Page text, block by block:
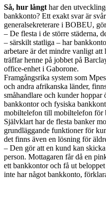
Så, hur långt har den
bankkonto? Ett exakt svar är
generalsekreterare i BOBEU,
– De flesta i de större städerna,
– särskilt statliga – har
arbetare är det mindre vanligt
träffar henne på jobbet på
office-enhet i Gaborone.
Framgångsrika system som
och andra afrikanska länder,
småhandlare och kunder hoppar
bankkontor och fysiska
mobiltelefon till mobiltelefon för
Självklart har de flesta banker
grundläggande funktioner för
det finns även en lösning för
– Den gör att en kund kan
person. Mottagaren får då en
ett bankkontor och få ut
inte har något bankkonto,